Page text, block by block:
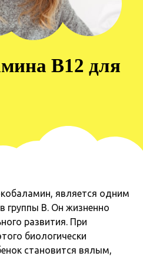
B12 для
является одним
группы В. Он жизненно
развития. При
биологически
становится вялым,